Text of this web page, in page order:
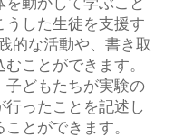
うした生徒を支援す
的な活動や、書き取
ことができます。
子どもたちが実験の
ったことを記述し
とができます。